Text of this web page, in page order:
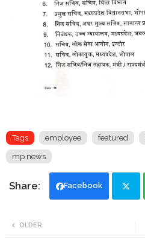
Tags employee featured
mp news
Facebook
OLDER